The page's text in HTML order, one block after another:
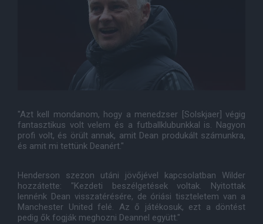
"Azt kell mondanom, hogy a menedzser [Solskjaer] végig
fantasztikus volt velem és a futballklubunkkal is. Nagyon
profi volt, és örült annak, amit Dean produkált számunkra,
és amit mi tettünk Deanért."
Henderson szezon utáni jövőjével kapcsolatban Wilder
hozzátette: "Kezdeti beszélgetések voltak. Nyitottak
lennénk Dean visszatérésére, de óriási tiszteletem van a
Manchester United felé. Az ő játékosuk, ezt a döntést
pedig ők fogják meghozni Deannel együtt."